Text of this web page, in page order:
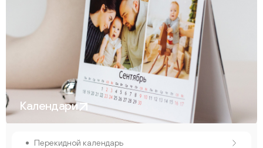
Календари
Перекидной календарь